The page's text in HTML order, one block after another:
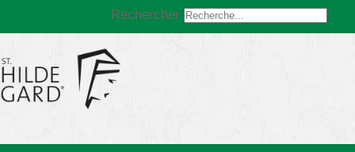
Rechercher